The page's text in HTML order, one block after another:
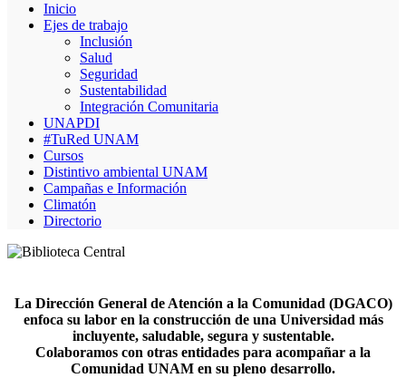
Inicio
Ejes de trabajo
Inclusión
Salud
Seguridad
Sustentabilidad
Integración Comunitaria
UNAPDI
#TuRed UNAM
Cursos
Distintivo ambiental UNAM
Campañas e Información
Climatón
Directorio
La Dirección General de Atención a la Comunidad (DGACO)
enfoca su labor en la construcción de una Universidad más
incluyente, saludable, segura y sustentable.
Colaboramos con otras entidades para acompañar a la
Comunidad UNAM en su pleno desarrollo.